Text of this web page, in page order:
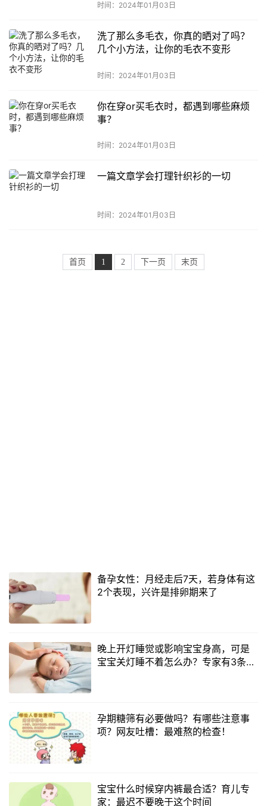
时间：2024年01月03日
洗了那么多毛衣，你真的晒对了吗？
几个小方法，让你的毛衣不变形
时间：2024年01月03日
你在穿or买毛衣时，都遇到哪些麻烦
事？
时间：2024年01月03日
一篇文章学会打理针织衫的一切
时间：2024年01月03日
首页 1 2 下一页 末页
备孕女性：月经走后7天，若身体有这
2个表现，兴许是排卵期来了
晚上开灯睡觉或影响宝宝身高，可是
宝宝关灯睡不着怎么办？专家有3条妙
孕期糖筛有必要做吗？有哪些注意事
项？网友吐槽：最难熬的检查！
宝宝什么时候穿内裤最合适？育儿专
家：最迟不要晚于这个时间